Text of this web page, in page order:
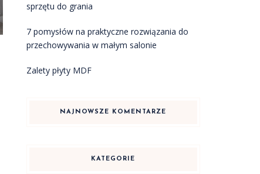
sprzętu do grania
7 pomysłów na praktyczne rozwiązania do
przechowywania w małym salonie
Zalety płyty MDF
NAJNOWSZE KOMENTARZE
KATEGORIE